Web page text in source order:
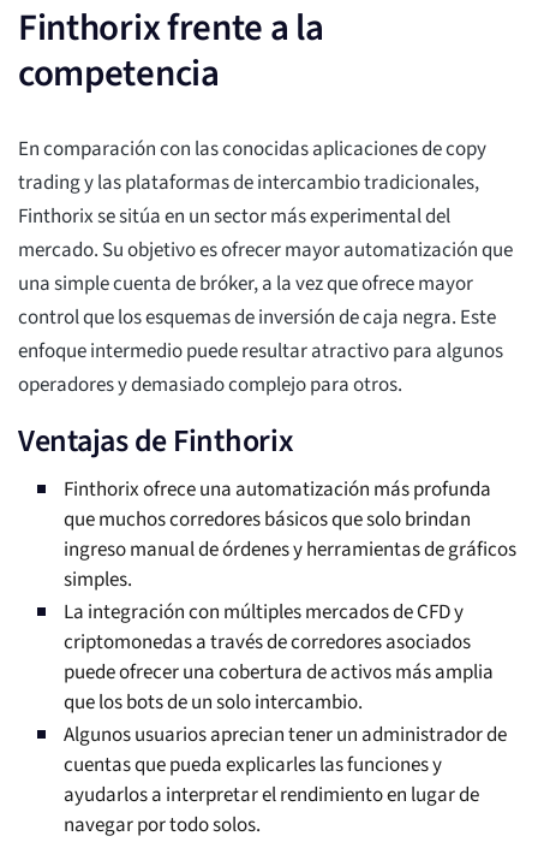
Finthorix frente a la
competencia
En comparación con las conocidas aplicaciones de copy
trading y las plataformas de intercambio tradicionales,
Finthorix se sitúa en un sector más experimental del
mercado. Su objetivo es ofrecer mayor automatización que
una simple cuenta de bróker, a la vez que ofrece mayor
control que los esquemas de inversión de caja negra. Este
enfoque intermedio puede resultar atractivo para algunos
operadores y demasiado complejo para otros.
Ventajas de Finthorix
Finthorix ofrece una automatización más profunda
que muchos corredores básicos que solo brindan
ingreso manual de órdenes y herramientas de gráficos
simples.
La integración con múltiples mercados de CFD y
criptomonedas a través de corredores asociados
puede ofrecer una cobertura de activos más amplia
que los bots de un solo intercambio.
Algunos usuarios aprecian tener un administrador de
cuentas que pueda explicarles las funciones y
ayudarlos a interpretar el rendimiento en lugar de
navegar por todo solos.